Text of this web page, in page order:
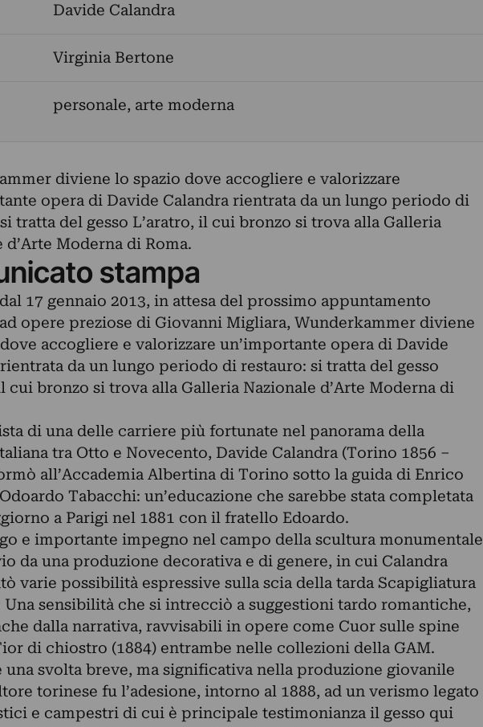
Davide Calandra
Virginia Bertone
personale, arte moderna
diviene lo spazio dove accogliere e valorizzare
opera di Davide Calandra rientrata da un lungo periodo di
tratta del gesso L’aratro, il cui bronzo si trova alla Galleria
d’Arte Moderna di Roma.
stampa
17 gennaio 2013, in attesa del prossimo appuntamento
opere preziose di Giovanni Migliara, Wunderkammer diviene
accogliere e valorizzare un’importante opera di Davide
da un lungo periodo di restauro: si tratta del gesso
cui bronzo si trova alla Galleria Nazionale d’Arte Moderna di
di una delle carriere più fortunate nel panorama della
tra Otto e Novecento, Davide Calandra (Torino 1856 –
all’Accademia Albertina di Torino sotto la guida di Enrico
Tabacchi: un’educazione che sarebbe stata completata
a Parigi nel 1881 con il fratello Edoardo.
e importante impegno nel campo della scultura monumentale
da una produzione decorativa e di genere, in cui Calandra
varie possibilità espressive sulla scia della tarda Scapigliatura
Una sensibilità che si intrecciò a suggestioni tardo romantiche,
dalla narrativa, ravvisabili in opere come Cuor sulle spine
di chiostro (1884) entrambe nelle collezioni della GAM.
una svolta breve, ma significativa nella produzione giovanile
torinese fu l’adesione, intorno al 1888, ad un verismo legato
e campestri di cui è principale testimonianza il gesso qui